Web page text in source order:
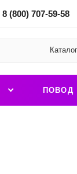
8 (800) 707-59-58
Каталог
ПОВОД